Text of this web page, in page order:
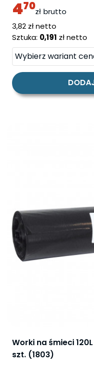
470zł brutto
cena
3,82 zł netto
Sztuka: 0,191 zł netto
Worki na śmieci
szt. (1803)